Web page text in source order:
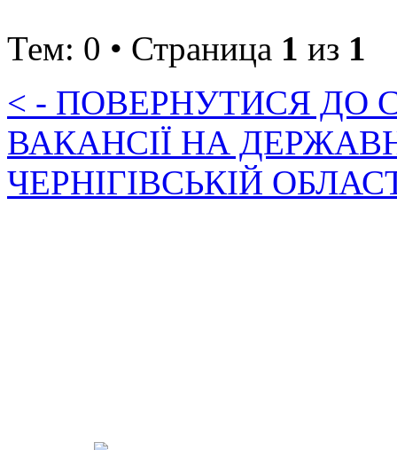
Тем: 0 • Страница 1 из 1
< - ПОВЕРНУТИСЯ ДО
ВАКАНСІЇ НА
ЧЕРНІГІВСЬКІЙ